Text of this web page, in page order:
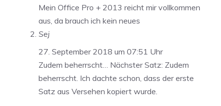
Mein Office Pro + 2013 reicht mir vollkommen
aus, da brauch ich kein neues
Sej
27. September 2018 um 07:51 Uhr
Zudem beherrscht… Nächster Satz: Zudem
beherrscht. Ich dachte schon, dass der erste
Satz aus Versehen kopiert wurde.